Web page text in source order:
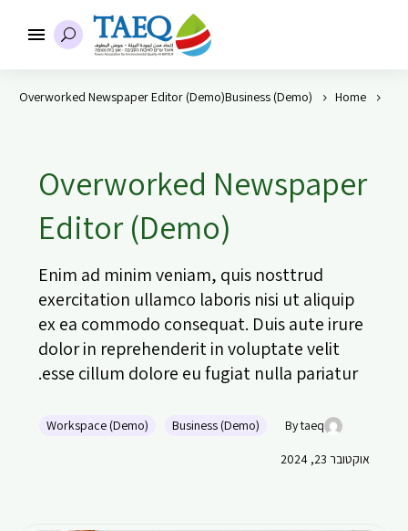
Home
Business (Demo)
Overworked Newspaper Editor (Demo)
Overworked Newspaper
Editor (Demo)
Enim ad minim veniam, quis nosttrud
exercitation ullamco laboris nisi ut aliquip
ex ea commodo consequat. Duis aute irure
dolor in reprehenderit in voluptate velit
esse cillum dolore eu fugiat nulla pariatur.
By taeq
Business (Demo)
Workspace (Demo)
אוקטובר 23, 2024